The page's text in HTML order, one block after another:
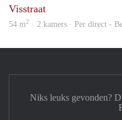
Visstraat
54 m2 · 2 kamers · Per direct -
Niks leuks gevonden?